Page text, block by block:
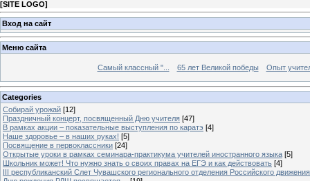
[SITE LOGO]
Вход на сайт
Меню сайта
Самый классный "... 65 лет Великой победы Опыт
Categories
Собирай урожай [12]
Праздничный концерт, посвященный Дню учителя [47]
В рамках акции – показательные выступления по каратэ [4]
Наше здоровье – в наших руках! [5]
Посвящение в первоклассники [24]
Открытые уроки в рамках семинара-практикума учителей иностранного языка [5]
Школьник может! Что нужно знать о своих правах на ЕГЭ и как действовать [4]
III республиканский Слет Чувашского регионального отделения Российского